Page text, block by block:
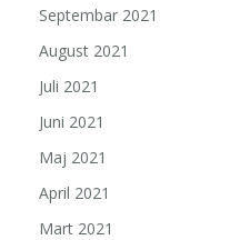
Septembar 2021
August 2021
Juli 2021
Juni 2021
Maj 2021
April 2021
Mart 2021